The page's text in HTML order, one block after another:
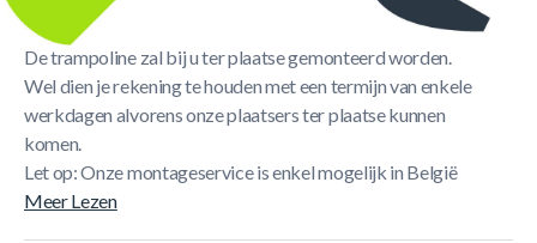
trampoline.
De trampoline zal bij u ter plaatse gemonteerd worden.
Wel dien je rekening te houden met een termijn van enkele
werkdagen alvorens onze plaatsers ter plaatse kunnen
komen.
Let op: Onze montageservice is enkel mogelijk in België
Meer Lezen